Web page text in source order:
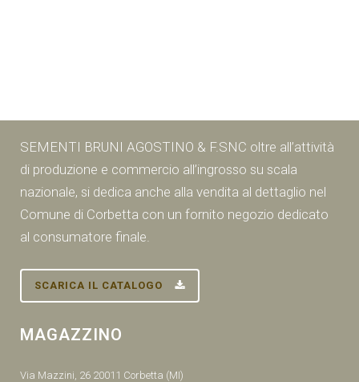
SEMENTI BRUNI AGOSTINO & F.SNC oltre all’attività
di produzione e commercio all’ingrosso su scala
nazionale, si dedica anche alla vendita al dettaglio nel
Comune di Corbetta con un fornito negozio dedicato
al consumatore finale.
SCARICA IL CATALOGO
MAGAZZINO
Via Mazzini, 26 20011 Corbetta (MI)